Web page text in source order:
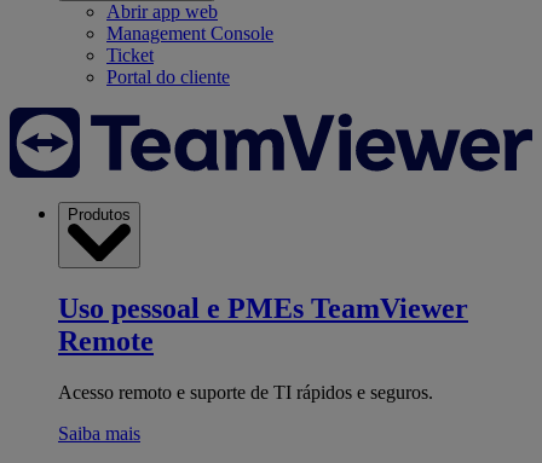
Abrir app web
Management Console
Ticket
Portal do cliente
Produtos
Uso pessoal e PMEs TeamViewer
Remote
Acesso remoto e suporte de TI rápidos e seguros.
Saiba mais